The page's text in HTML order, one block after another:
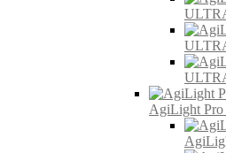
AgiLight Pro